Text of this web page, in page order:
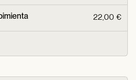
22,00 €